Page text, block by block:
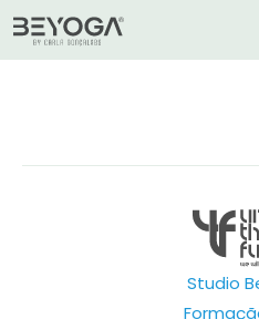
Studio